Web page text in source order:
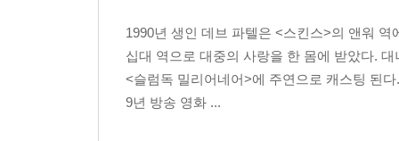
1990년 생인 데브 파텔은 <스킨스>의 앤워
십대 역으로 대중의 사랑을 한 몸에 받았다.
<슬럼독 밀리어네어>에 주연으로 캐스팅 된
9년 방송 영화 ...